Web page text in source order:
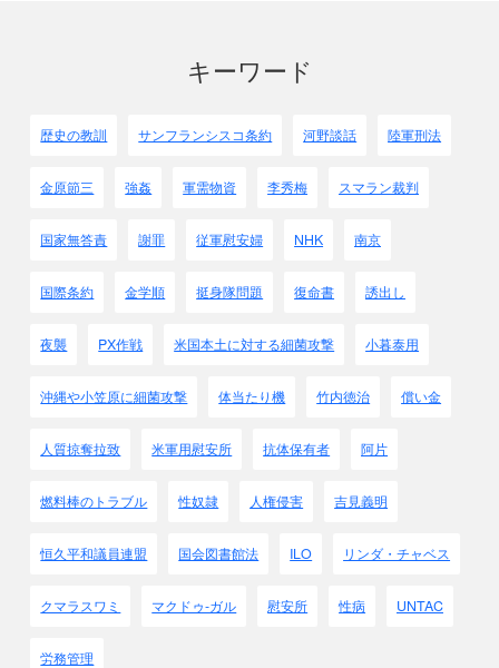
キーワード
歴史の教訓 サンフランシスコ条約 河野談話 陸軍刑法
金原節三 強姦 軍需物資 李秀梅 スマラン裁判
国家無答責 謝罪 従軍慰安婦 NHK 南京
国際条約 金学順 挺身隊問題 復命書 誘出し
夜襲 PX作戦 米国本土に対する細菌攻撃 小暮泰用
沖縄や小笠原に細菌攻撃 体当たり機 竹内徳治 償い金
人質掠奪拉致 米軍用慰安所 抗体保有者 阿片
燃料棒のトラブル 性奴隷 人権侵害 吉見義明
恒久平和議員連盟 国会図書館法 ILO リンダ・チャベス
クマラスワミ マクドゥ-ガル 慰安所 性病 UNTAC
労務管理